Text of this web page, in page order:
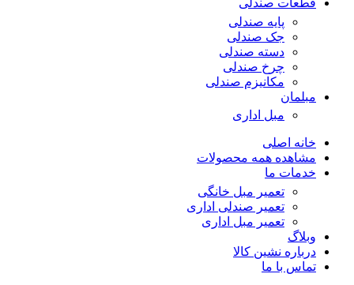
قطعات صندلی
پایه صندلی
جک صندلی
دسته صندلی
چرخ صندلی
مکانیزم صندلی
مبلمان
مبل اداری
خانه اصلی
مشاهده همه محصولات
خدمات ما
تعمیر مبل خانگی
تعمیر صندلی اداری
تعمیر مبل اداری
وبلاگ
درباره نشین کالا
تماس با ما